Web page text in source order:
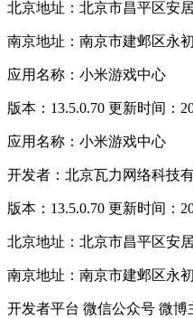
北京地址：北京市昌平区安
南京地址：南京市建邺区永
应用名称：小米游戏中心
版本：13.5.0.70 更新时间：
应用名称：小米游戏中心
开发者：北京瓦力网络科技
版本：13.5.0.70 更新时间：
北京地址：北京市昌平区安
南京地址：南京市建邺区永
开发者平台 微信公众号 微博